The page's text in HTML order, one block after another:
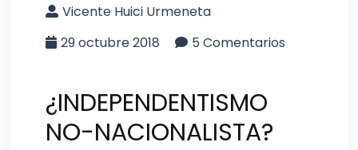
Vicente Huici Urmeneta
29 octubre 2018
5 Comentarios
¿INDEPENDENTISMO
NO-NACIONALISTA?